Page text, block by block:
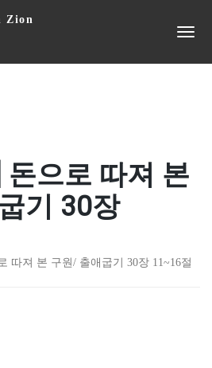
으로 따져 본
기 30장
따져 본 구원/ 출애굽기 30장 11~16절